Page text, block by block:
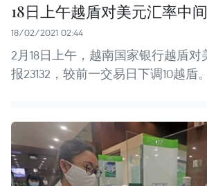
18日上午越盾对美元汇率中
18/02/2021 02:44
2月18日上午，越南国家银行越盾
报23132，较前一交易日下调10越盾。